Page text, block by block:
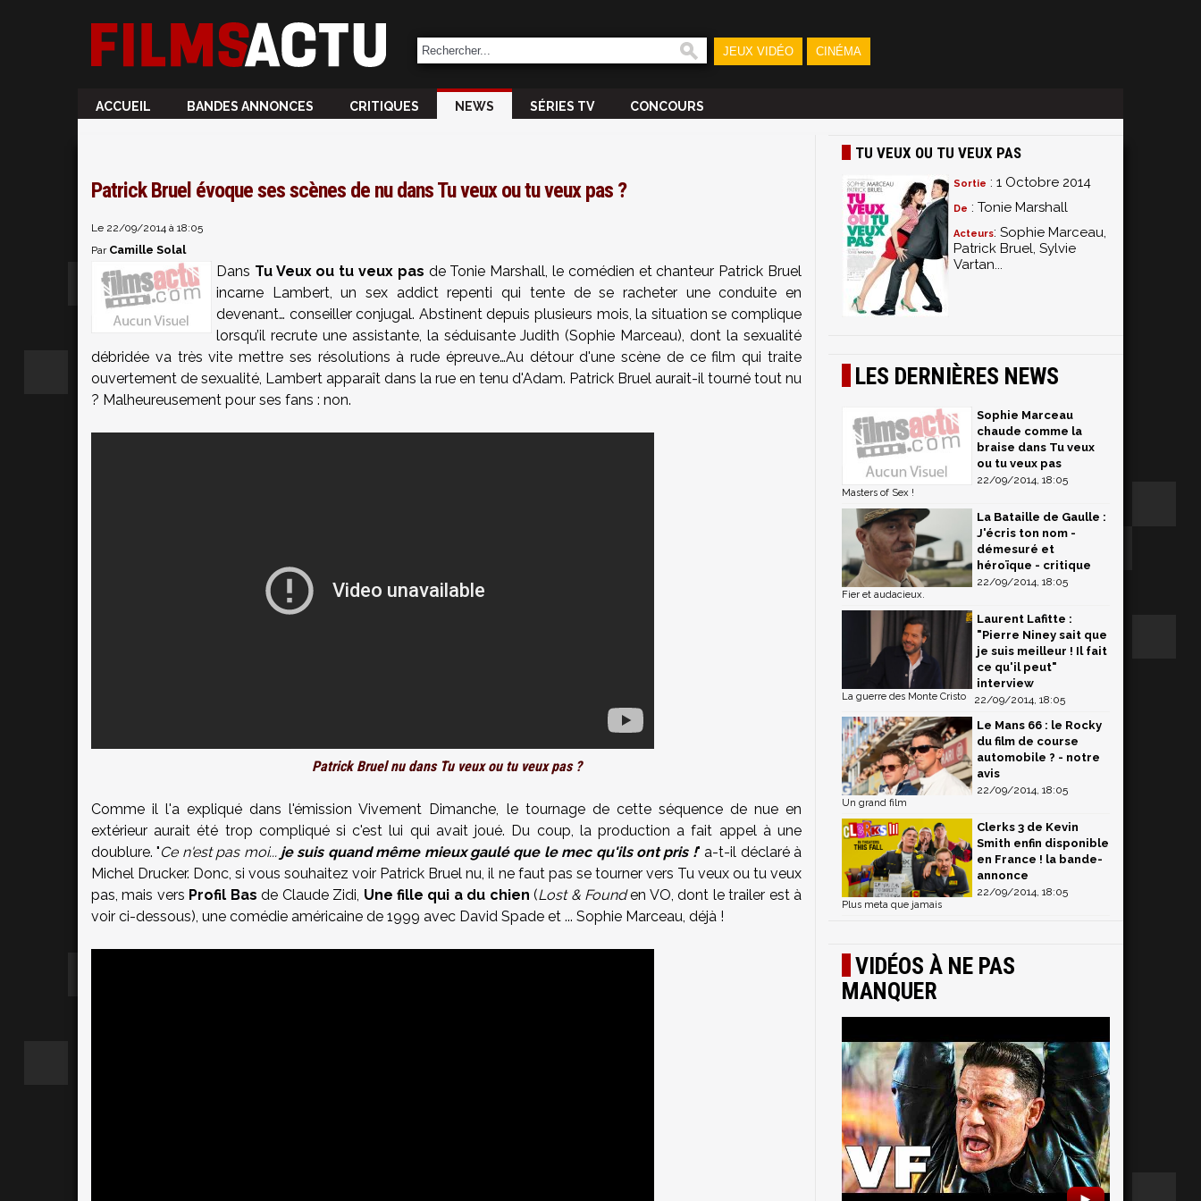
JEUX VIDÉO CINÉMA
ACCUEIL BANDES ANNONCES CRITIQUES NEWS SÉRIES TV CONCOURS
Patrick Bruel évoque ses scènes de nu dans Tu veux ou tu veux pas ?
Le 22/09/2014 à 18:05
Par Camille Solal
Dans Tu Veux ou tu veux pas de Tonie Marshall, le comédien et chanteur Patrick Bruel
incarne Lambert, un sex addict repenti qui tente de se racheter une conduite en
devenant… conseiller conjugal. Abstinent depuis plusieurs mois, la situation se complique
lorsqu’il recrute une assistante, la séduisante Judith (Sophie Marceau), dont la sexualité
débridée va très vite mettre ses résolutions à rude épreuve…Au détour d'une scène de ce film qui traite
ouvertement de sexualité, Lambert apparaît dans la rue en tenu d'Adam. Patrick Bruel aurait-il tourné tout nu
? Malheureusement pour ses fans : non.
Patrick Bruel nu dans Tu veux ou tu veux pas ?
Comme il l'a expliqué dans l'émission Vivement Dimanche, le tournage de cette séquence de nue en
extérieur aurait été trop compliqué si c'est lui qui avait joué. Du coup, la production a fait appel à une
doublure. "Ce n'est pas moi...je suis quand même mieux gaulé que le mec qu'ils ont pris !" a-t-il déclaré à
Michel Drucker. Donc, si vous souhaitez voir Patrick Bruel nu, il ne faut pas se tourner vers Tu veux ou tu veux
pas, mais vers Profil Bas de Claude Zidi, Une fille qui a du chien (Lost & Founden VO, dont le trailer est à
voir ci-dessous), une comédie américaine de 1999 avec David Spade et ... Sophie Marceau, déjà !
TU VEUX OU TU VEUX PAS
Sortie : 1 Octobre 2014
De : Tonie Marshall
Acteurs: Sophie Marceau,
Patrick Bruel, Sylvie
Vartan...
LES DERNIÈRES NEWS
Sophie Marceau
chaude comme la
braise dans Tu veux
ou tu veux pas
22/09/2014, 18:05
Masters of Sex !
La Bataille de Gaulle :
J'écris ton nom -
démesuré et
héroïque - critique
22/09/2014, 18:05
Fier et audacieux.
Laurent Lafitte :
"Pierre Niney sait que
je suis meilleur ! Il fait
ce qu'il peut"
interview
22/09/2014, 18:05
La guerre des Monte Cristo
Le Mans 66 : le Rocky
du film de course
automobile ? - notre
avis
22/09/2014, 18:05
Un grand film
Clerks 3 de Kevin
Smith enfin disponible
en France ! la bande-
annonce
22/09/2014, 18:05
Plus meta que jamais
VIDÉOS À NE PAS
MANQUER